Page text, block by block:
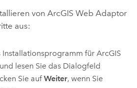
von ArcGIS Web Adaptor
aus:
Installationsprogramm für ArcGIS
lesen Sie das Dialogfeld
Sie auf Weiter, wenn Sie